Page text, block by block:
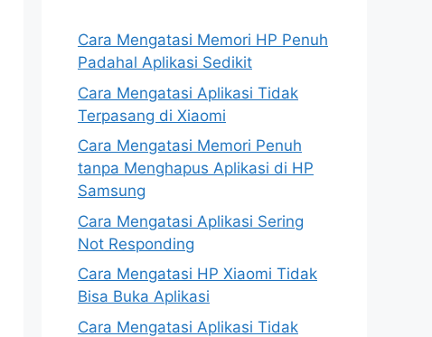
Cara Mengatasi Memori HP Penuh
Padahal Aplikasi Sedikit
Cara Mengatasi Aplikasi Tidak
Terpasang di Xiaomi
Cara Mengatasi Memori Penuh
tanpa Menghapus Aplikasi di HP
Samsung
Cara Mengatasi Aplikasi Sering
Not Responding
Cara Mengatasi HP Xiaomi Tidak
Bisa Buka Aplikasi
Cara Mengatasi Aplikasi Tidak